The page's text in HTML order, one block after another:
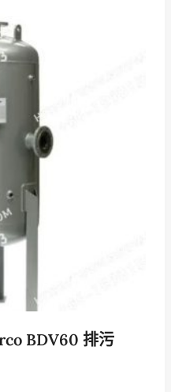
BDV60 排污